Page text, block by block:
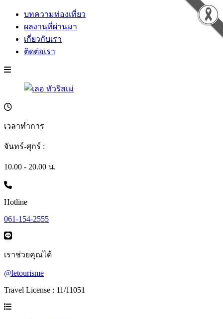
บทความท่องเที่ยว
ผลงานที่ผ่านมา
เกี่ยวกับเรา
ติดต่อเรา
เวลาทำการ
จันทร์-ศุกร์ :
10.00 - 20.00 น.
Hotline
061-154-2555
เราช่วยคุณได้
@letourisme
Travel License : 11/11051